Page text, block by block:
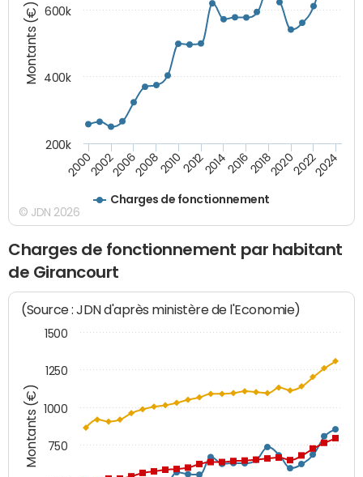
Montants (€)
Charges de fonctionnement
200020022006200820102012201420162018202020222024
200k
400k
600k
© JDN 2026
Charges de fonctionnement par habitant
de Girancourt
Montants (€)
(Source : JDN d'après ministère de l'Economie)
750
1000
1250
1500